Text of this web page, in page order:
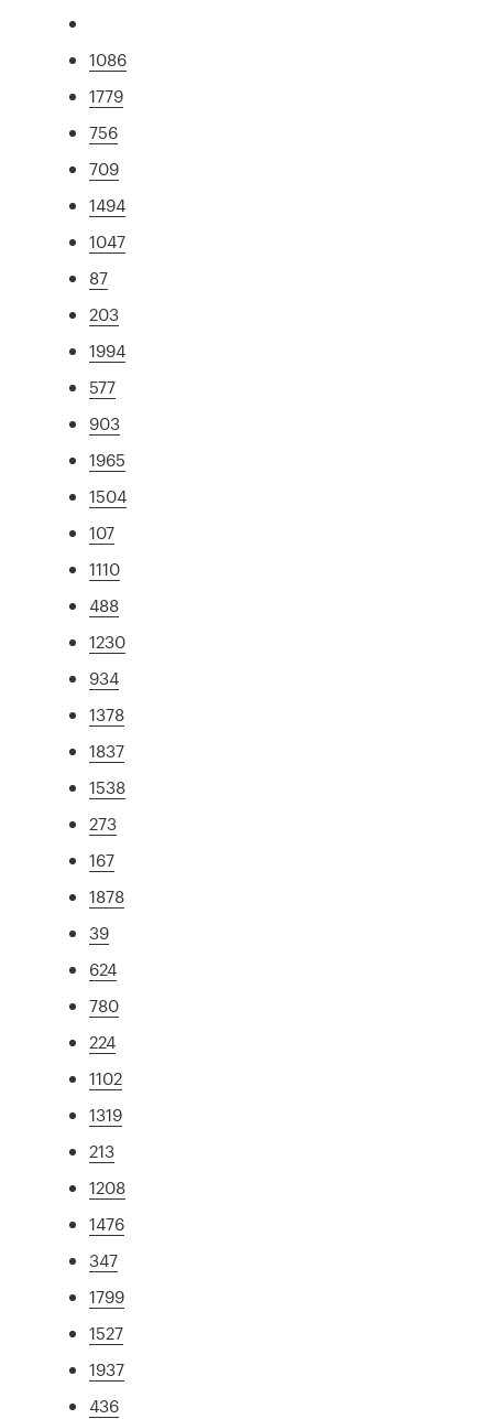
1086
1779
756
709
1494
1047
87
203
1994
577
903
1965
1504
107
1110
488
1230
934
1378
1837
1538
273
167
1878
39
624
780
224
1102
1319
213
1208
1476
347
1799
1527
1937
436